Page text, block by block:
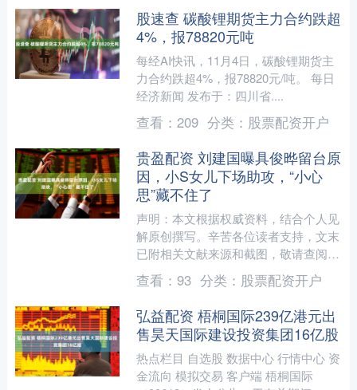
股速查 碳酸锂期货主力合约跌超
4%，报78820元吨
每经AI快讯，11月4日，碳酸锂期货主
力合约跌超4%，报78820元/吨。 每日
经济新闻 发布于：四川省....
查看： 209 分类： 股票配资开户
贵盈配资 刘建国曝具俊晔留台原
因，小S女儿下场助攻，“小心
思”藏不住了
声明：本文根据权威资料，结合个人见
解原创撰写。辛苦各位读者支持，文末
已附相关文献来源和截图，敬请查阅。
文丨吃椰果 编辑丨快报 大S的离世无疑
带来了巨大的痛楚。....
查看： 93 分类： 股票配资开户
弘益配资 梧桐国际239亿港元出
售昊天国际建设投资集团16亿股
热点栏目 自选股 数据中心 行情中心 资
金流向 模拟交易 客户端 梧桐国际